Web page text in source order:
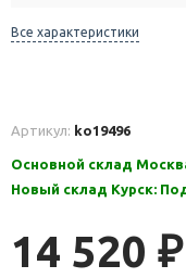
Все характеристики
Артикул: ko19496
Основной склад
Новый склад Курск:
14 520 ₽